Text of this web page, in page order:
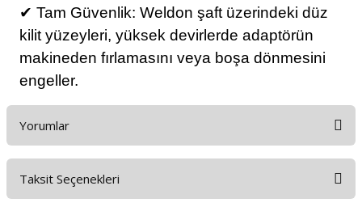
✔ Tam Güvenlik: Weldon şaft üzerindeki düz
kilit yüzeyleri, yüksek devirlerde adaptörün
makineden fırlamasını veya boşa dönmesini
engeller.
Yorumlar
Taksit Seçenekleri